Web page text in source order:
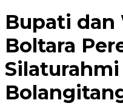
Bupati dan
Boltara